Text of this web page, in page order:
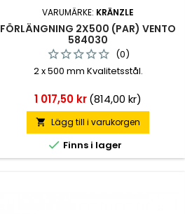
VARUMÄRKE: KRÄNZLE
FÖRLÄNGNING 2X500 (PAR) VENTO
584030
(0)
2 x 500 mm Kvalitetsstål.
Pris
1 017,50 kr(814,00 kr)
 Lägg till i varukorgen
 Finns i lager